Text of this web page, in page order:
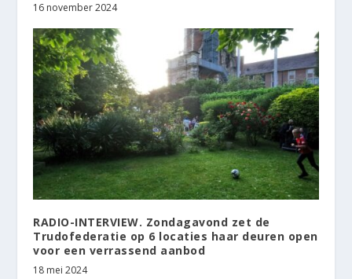
16 november 2024
RADIO-INTERVIEW. Zondagavond zet de
Trudofederatie op 6 locaties haar deuren open
voor een verrassend aanbod
18 mei 2024